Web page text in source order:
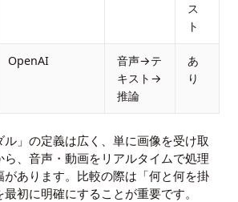
ス
ト
OpenAI
音声→テ
キスト→
推論
あ
り
」の定義は広く、単に画像を受け取
、音声・動画をリアルタイムで処理
があります。比較の際は「何と何を掛
初に明確にすることが重要です。